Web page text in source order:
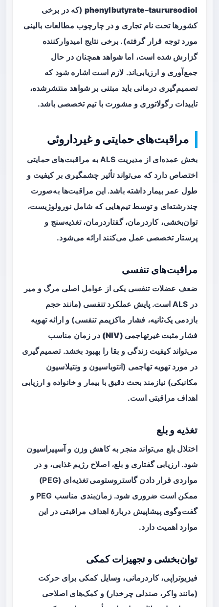
phenylbutyrate–taurursodiol (که در برخی
کشورها تحت نام تجاری و در چارچوب مطالعات بالینی
مورد توجه قرار گرفته). برخی نتایج امیدوارکننده
گزارش شده است، اما شواهد همچنان در حال
جمع‌آوری و ارزیابی‌اند. لازم است اشاره شود که
تصمیم‌گیری درمانی باید مبتنی بر شواهد منتشرشده،
تاییدات رگولاتوری و مشورت با تیم تخصصی باشد.
مراقبت‌های حمایتی و غیرداروئی
بخش عمده‌ای از مدیریت ALS به
مراقبت‌های حمایتی
اختصاص دارد که می‌تواند تأثیر چشمگیری بر کیفیت و
طول عمر بیمار داشته باشد. این مراقبت‌ها به‌صورت
چندرشته‌ای و توسط تیم‌هایی که شامل نورولوژیست،
توان‌بخشی، کاردرمان، گفتاردرمان، تغذیه‌سنج و
پرستار تخصصی عمل می‌کنند ارائه می‌شود.
مراقبت‌های تنفسی
ضعف عضلات تنفسی یکی از عوامل اصلی مرگ و میر
در ALS است. پایش عملکرد تنفسی (مانند حجم
بازدمی یک‌ثانیه، فشار ماکزیمم تنفسی) و ارائهتهویه
فشار مثبت غیرتهاجمی (NIV)
در زمان مناسب
می‌تواند کیفیت زندگی و بقا را بهبود بخشد. تصمیم‌گیری
در مورد تهویه تهاجمی (انتوباسیون و ونتیلاسیون
مکانیکی) نیازمند بحث دقیق با بیمار و خانواده و ارزیابی
اهداف مراقبتی است.
تغذیه و بلع
اختلال بلع می‌تواند منجر به کاهش وزن و آسپیراسیون
شود. ارزیابی گفتاری و بلع، اصلاح رژیم غذایی، و در
مواردی قرار دادنگاستروستومی تغذیه‌ای
(PEG)
ممکن است ضروری شود. زمان‌بندی مناسب PEG و
گفت‌وگوی پیشاپیش دربارهٔ اهداف مراقبتی در این
موارد اهمیت دارد.
توان‌بخشی و تجهیزات کمکی
فیزیوتراپی، کاردرمانی، وسایل کمکی برای حرکت
(مانند واکر، صندلی چرخدار) و کمک‌های اصلاحی